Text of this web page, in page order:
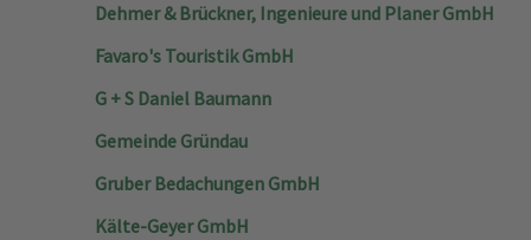
Dehmer & Brückner, Ingenieure und Planer GmbH
Favaro's Touristik GmbH
G + S Daniel Baumann
Gemeinde Gründau
Gruber Bedachungen GmbH
Kälte-Geyer GmbH